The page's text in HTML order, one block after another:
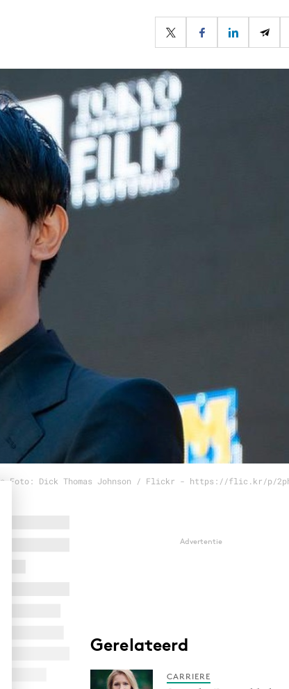
© Foto: Dick Thomas Johnson / Flickr - https://flic.kr/p/
Advertentie
Gerelateerd
CARRIERE